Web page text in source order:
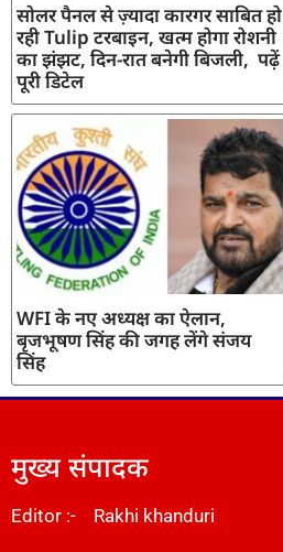
सोलर पैनल से ज़्यादा कारगर साबित हो
रही Tulip टरबाइन, खत्म होगा रोशनी
का झंझट, दिन-रात बनेगी बिजली, पढ़ें
पूरी डिटेल
WFI के नए अध्यक्ष का ऐलान,
बृजभूषण सिंह की जगह लेंगे संजय
सिंह
मुख्य संपादक
Editor :- Rakhi khanduri